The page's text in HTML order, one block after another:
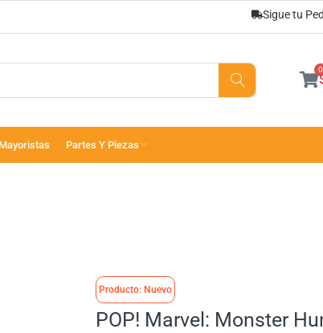
Sigue tu
0
Mayoristas Partes Y Piezas
Producto: Nuevo
POP! Marvel: Monster